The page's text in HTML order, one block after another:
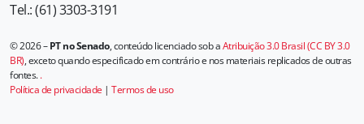
Tel.: (61) 3303-3191
© 2026 –PT no Senado, conteúdo licenciado sob aAtribuição 3.0 Brasil (CC BY 3.0
BR), exceto quando especificado em contrário e nos materiais replicados de outras
fontes..
Política de privacidade | Termos de uso